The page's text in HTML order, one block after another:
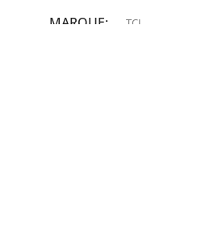
MARQUE TCL